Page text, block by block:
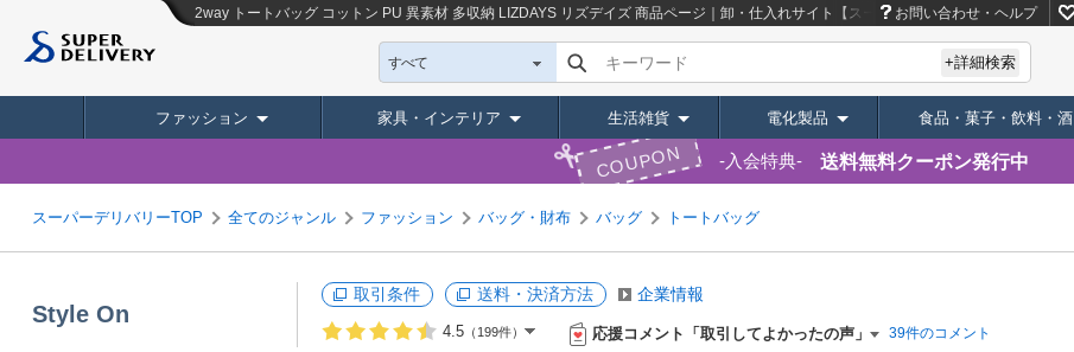
2way トートバッグ コットン PU 異素材 多収納 LIZDAYS リズデイズ 商品ページ｜卸・仕入れサイト【スーパーデリバリー】
お問い合わせ・ヘルプ
すべて キーワード +詳細検索
ファッション 家具・インテリア 生活雑貨 電化製品 食品・菓子・飲料・酒
COUPON 入会特典 送料無料クーポン発行中
スーパーデリバリーTOP 全てのジャンル ファッション バッグ・財布 バッグ トートバッグ
Style On
取引条件 送料・決済方法 企業情報
4.5（199件） 応援コメント「取引してよかったの声」 39件のコメント